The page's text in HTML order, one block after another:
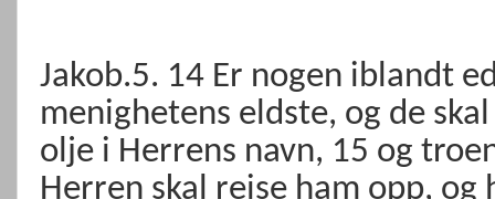
Jakob.5. 14 Er nogen iblandt
menighetens eldste, og de
olje i Herrens navn, 15 og
Herren skal reise ham opp,